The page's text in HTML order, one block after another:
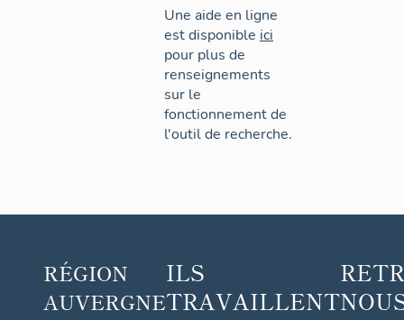
Une aide en ligne
est disponible ici
pour plus de
renseignements
sur le
fonctionnement de
l'outil de recherche.
RÉGION
AUVERGNE
ILS
TRAVAILLENT